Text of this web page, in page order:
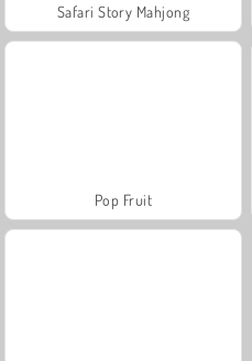
Safari Story Mahjong
Pop Fruit